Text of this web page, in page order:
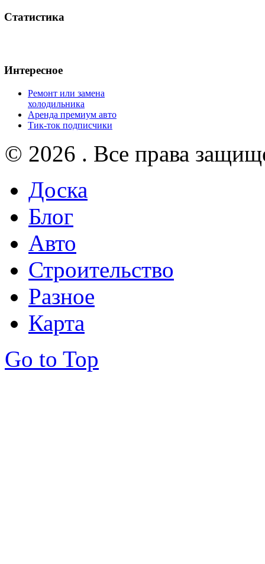
Статистика
Интересное
Ремонт или замена
холодильника
Аренда премиум авто
Тик-ток подписчики
© 2026 . Все права
Доска
Блог
Авто
Строительство
Разное
Карта
Go to Top